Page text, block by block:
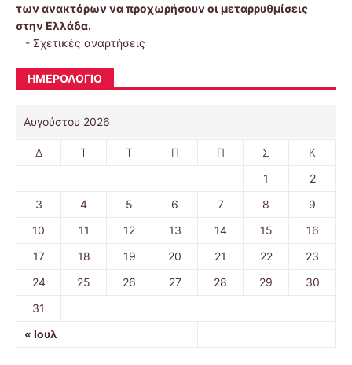
των ανακτόρων να προχωρήσουν οι μεταρρυθμίσεις
στην Ελλάδα.
- Σχετικές αναρτήσεις
ΗΜΕΡΟΛΌΓΙΟ
Αυγούστου 2026
Δ Τ Τ Π Π Σ Κ
« Ιουλ
1
2
3
4 5 6 7 8
9
10
11 12 13 14 15
16
17
18 19 20 21 22
23
24
25 26 27 28 29
30
31